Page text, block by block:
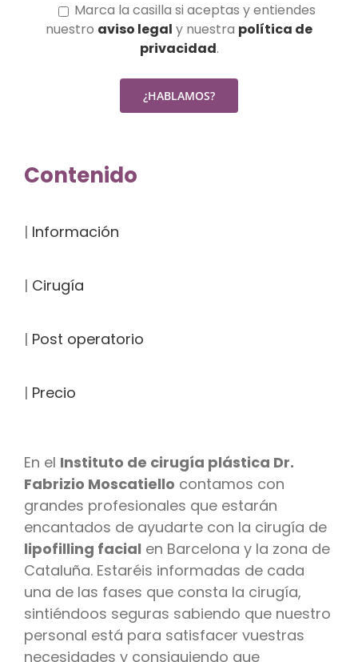
Marca la casilla si aceptas y entiendes
nuestro aviso legal y nuestra política de
privacidad.
Contenido
| Información
| Cirugía
| Post operatorio
| Precio
En el Instituto de cirugía plástica Dr.
Fabrizio Moscatiello contamos con
grandes profesionales que estarán
encantados de ayudarte con la cirugía de
lipofilling facial en Barcelona y la zona de
Cataluña. Estaréis informadas de cada
una de las fases que consta la cirugía,
sintiéndoos seguras sabiendo que nuestro
personal está para satisfacer vuestras
necesidades y consiguiendo que